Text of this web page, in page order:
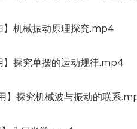
】机械振动原理探究.mp4
】探究单摆的运动规律.mp4
】探究机械波与振动的联系